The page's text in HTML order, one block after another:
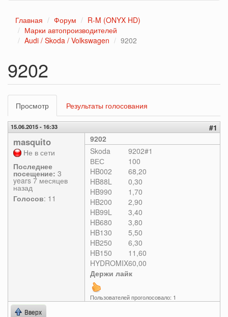
Главная Форум
R-M (ONYX HD)
Марки автопроизводителей
Audi / Skoda / Volkswagen
9202
9202
Главные
вкладки
Просмотр (активная
вкладка)
Результаты голосования
15.06.2015 - 16:33 #1
masquito
Не в сети
Последнее
посещение: 3
years 7 месяцев
назад
Голосов: 11
9202
Skoda
9202#1
ВЕС
100
HB002
68,20
HB88L
0,30
HB990
1,70
HB200
2,90
HB99L
3,40
HB680
3,80
HB130
5,50
HB250
6,30
HB150
11,60
HYDROMIX60,00
Держи лайк
Пользователей проголосовало: 1
Вверх